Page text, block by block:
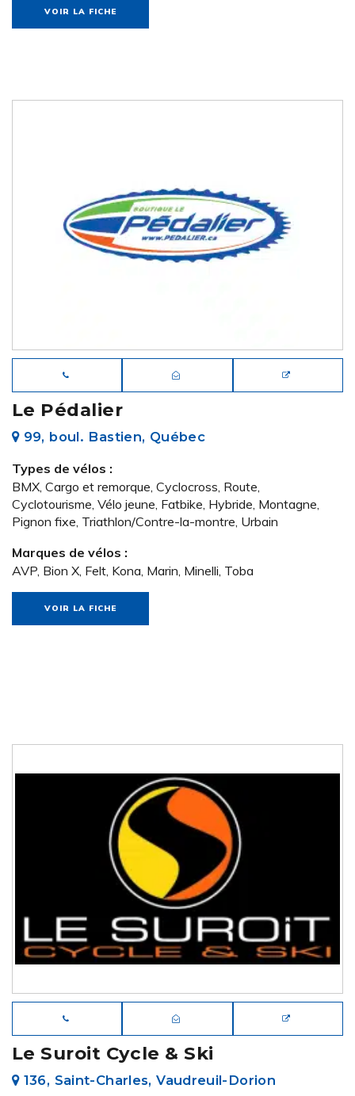
VOIR LA FICHE
Le Pédalier
99, boul. Bastien, Québec
Types de vélos :
BMX, Cargo et remorque, Cyclocross, Route,
Cyclotourisme, Vélo jeune, Fatbike, Hybride, Montagne,
Pignon fixe, Triathlon/Contre-la-montre, Urbain
Marques de vélos :
AVP, Bion X, Felt, Kona, Marin, Minelli, Toba
VOIR LA FICHE
Le Suroit Cycle & Ski
136, Saint-Charles, Vaudreuil-Dorion